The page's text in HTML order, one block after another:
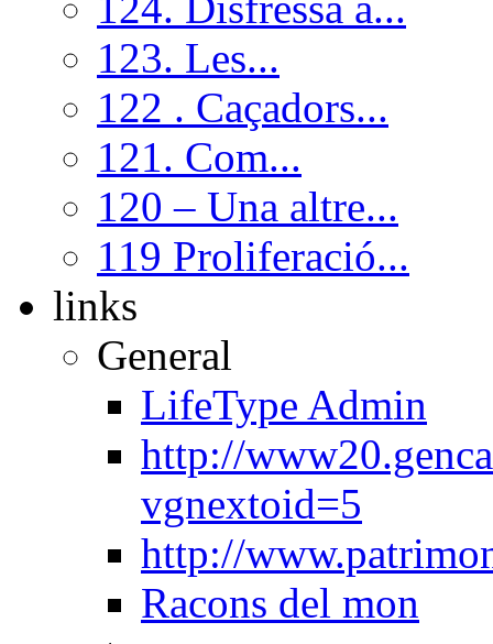
123. Les...
122 . Caçadors...
121. Com...
120 – Una altre...
119 Proliferació...
links
General
LifeType Admin
http://
vgnextoid=5
http://
Racons del mon